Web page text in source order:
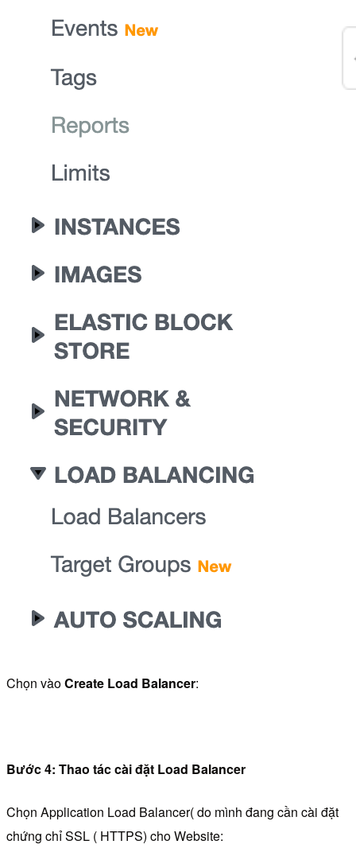
Chọn vàoCreate Load Balancer:
Bước 4: Thao tác cài đặt Load Balancer
Chọn Application Load Balancer( do mình đang cần cài đặt
chứng chỉ SSL ( HTTPS) cho Website: